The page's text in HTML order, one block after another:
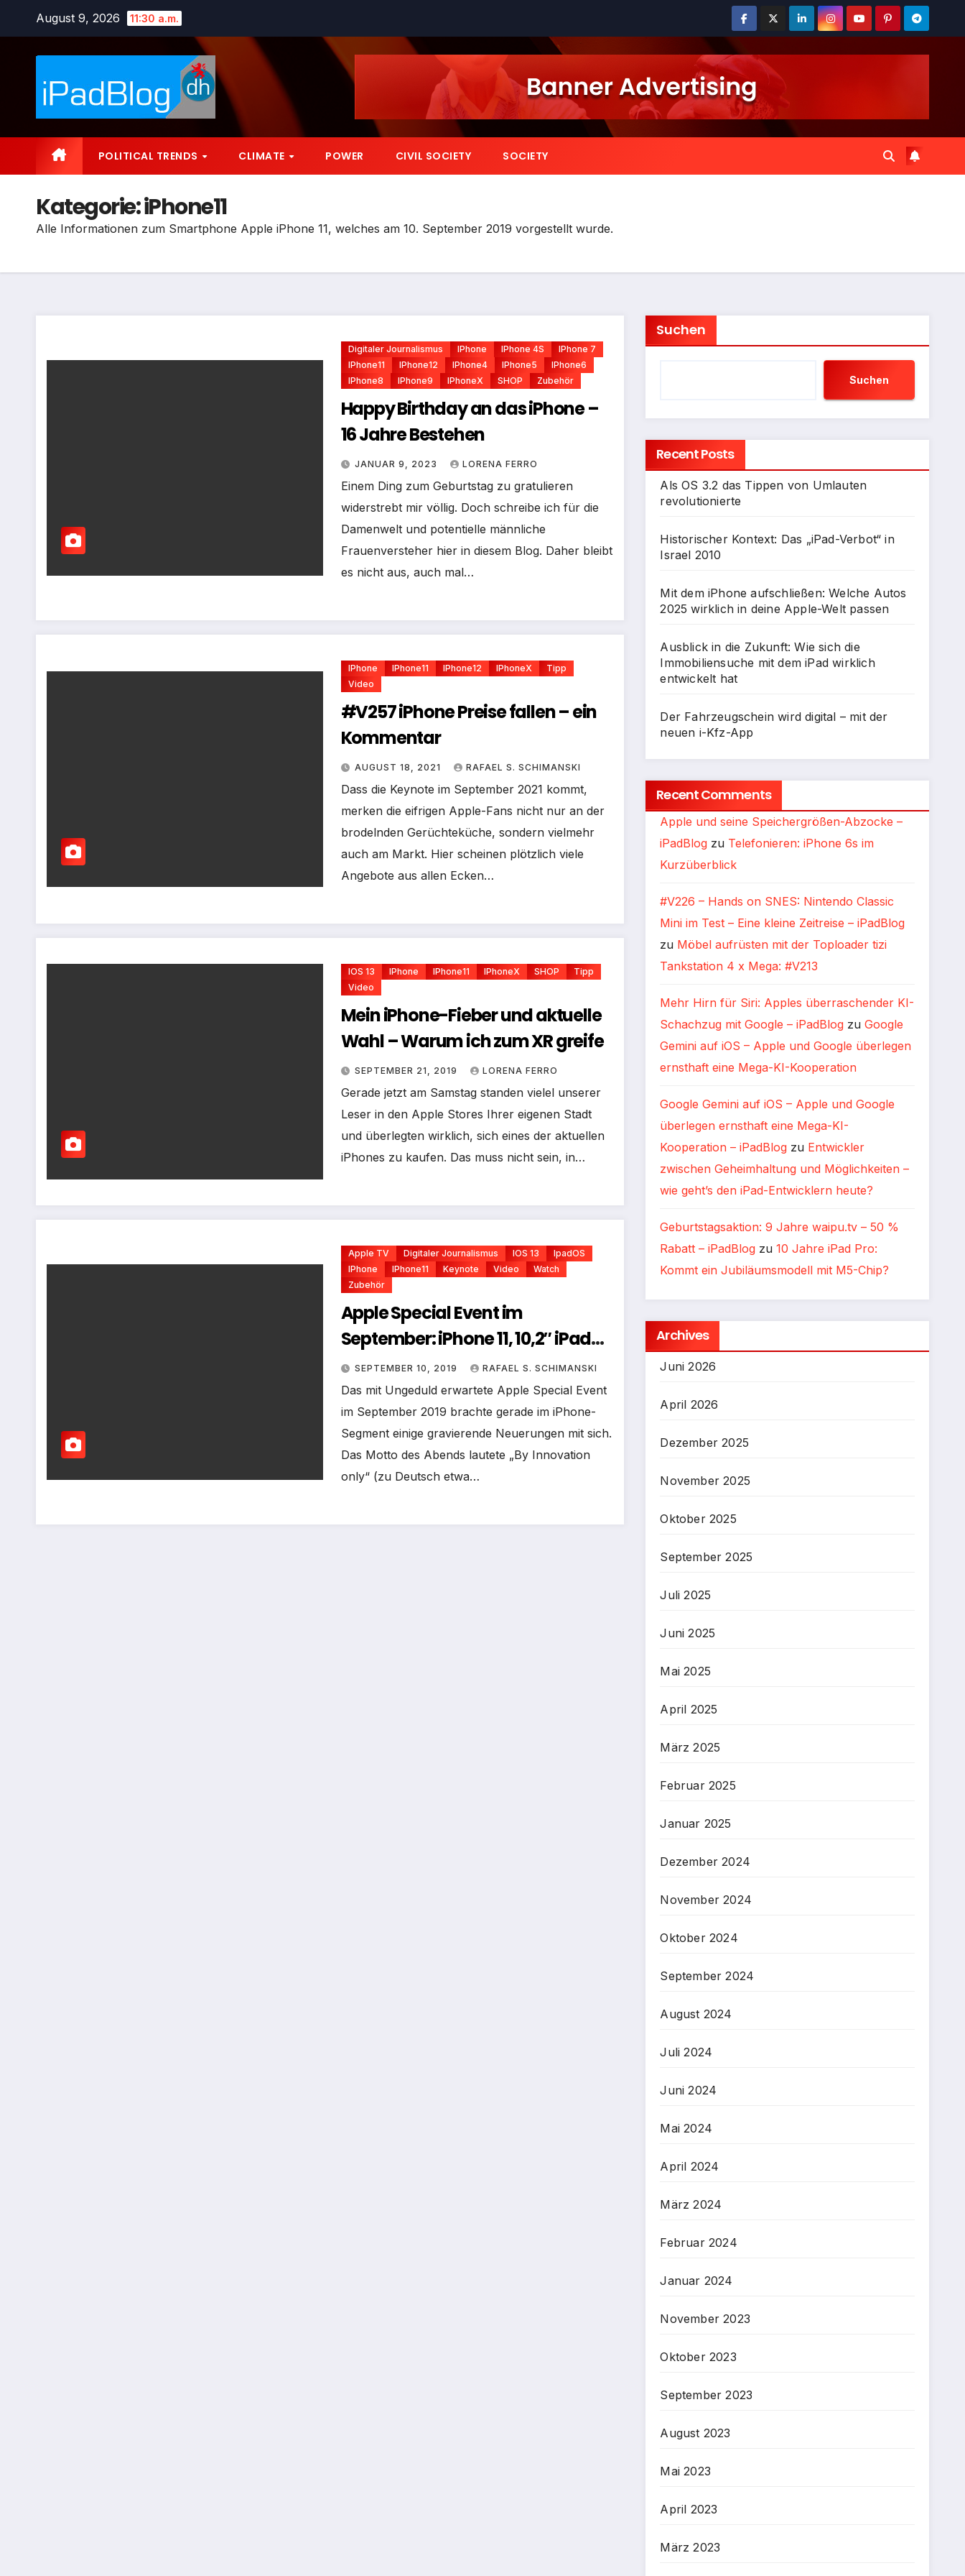
springen
August 9, 2026 11:30 a.m.
POLITICAL TRENDS CLIMATE POWER CIVIL SOCIETY SOCIETY
Kategorie:iPhone11
Alle Informationen zum Smartphone Apple iPhone 11, welches am 10. September 2019 vorgestellt wurde.
Digitaler Journalismus IPhone IPhone 4S
IPhone 7
IPhone11
IPhone12 IPhone4 IPhone5
IPhone6
IPhone8
IPhone9 IPhoneX SHOP Zubehör
Happy Birthday an das iPhone –
16 Jahre Bestehen
JANUAR 9, 2023 LORENA FERRO
Einem Ding zum Geburtstag zu gratulieren
widerstrebt mir völlig. Doch schreibe ich für die
Damenwelt und potentielle männliche
Frauenversteher hier in diesem Blog. Daher bleibt
es nicht aus, auch mal…
IPhone IPhone11 IPhone12 IPhoneX
Tipp
Video
#V257 iPhone Preise fallen – ein
Kommentar
AUGUST 18, 2021 RAFAEL S. SCHIMANSKI
Dass die Keynote im September 2021 kommt,
merken die eifrigen Apple-Fans nicht nur an der
brodelnden Gerüchteküche, sondern vielmehr
auch am Markt. Hier scheinen plötzlich viele
Angebote aus allen Ecken…
IOS 13 IPhone IPhone11 IPhoneX SHOP
Tipp
Video
Mein iPhone-Fieber und aktuelle
Wahl – Warum ich zum XR greife
SEPTEMBER 21, 2019 LORENA FERRO
Gerade jetzt am Samstag standen vielel unserer
Leser in den Apple Stores Ihrer eigenen Stadt
und überlegten wirklich, sich eines der aktuellen
iPhones zu kaufen. Das muss nicht sein, in…
Apple TV Digitaler Journalismus IOS 13
IpadOS
IPhone
IPhone11 Keynote Video
Watch
Zubehör
Apple Special Event im
September: iPhone 11, 10,2″ iPad
und Co – Das sind die wichtigsten
Neuheiten
SEPTEMBER 10, 2019 RAFAEL S. SCHIMANSKI
Das mit Ungeduld erwartete Apple Special Event
im September 2019 brachte gerade im iPhone-
Segment einige gravierende Neuerungen mit sich.
Das Motto des Abends lautete „By Innovation
only“ (zu Deutsch etwa…
Suchen
Suchen
Recent Posts
Als OS 3.2 das Tippen von Umlauten
revolutionierte
Historischer Kontext: Das „iPad-Verbot“ in
Israel 2010
Mit dem iPhone aufschließen: Welche Autos
2025 wirklich in deine Apple-Welt passen
Ausblick in die Zukunft: Wie sich die
Immobiliensuche mit dem iPad wirklich
entwickelt hat
Der Fahrzeugschein wird digital – mit der
neuen i-Kfz-App
Recent Comments
Apple und seine Speichergrößen-Abzocke –
iPadBlog zu Telefonieren: iPhone 6s im
Kurzüberblick
#V226 – Hands on SNES: Nintendo Classic
Mini im Test – Eine kleine Zeitreise – iPadBlog
zu Möbel aufrüsten mit der Toploader tizi
Tankstation 4 x Mega: #V213
Mehr Hirn für Siri: Apples überraschender KI-
Schachzug mit Google – iPadBlog zuGoogle
Gemini auf iOS – Apple und Google überlegen
ernsthaft eine Mega-KI-Kooperation
Google Gemini auf iOS – Apple und Google
überlegen ernsthaft eine Mega-KI-
Kooperation – iPadBlog zu Entwickler
zwischen Geheimhaltung und Möglichkeiten –
wie geht’s den iPad-Entwicklern heute?
Geburtstagsaktion: 9 Jahre waipu.tv – 50 %
Rabatt – iPadBlog zu10 Jahre iPad Pro:
Kommt ein Jubiläumsmodell mit M5-Chip?
Archives
Juni 2026
April 2026
Dezember 2025
November 2025
Oktober 2025
September 2025
Juli 2025
Juni 2025
Mai 2025
April 2025
März 2025
Februar 2025
Januar 2025
Dezember 2024
November 2024
Oktober 2024
September 2024
August 2024
Juli 2024
Juni 2024
Mai 2024
April 2024
März 2024
Februar 2024
Januar 2024
November 2023
Oktober 2023
September 2023
August 2023
Mai 2023
April 2023
März 2023